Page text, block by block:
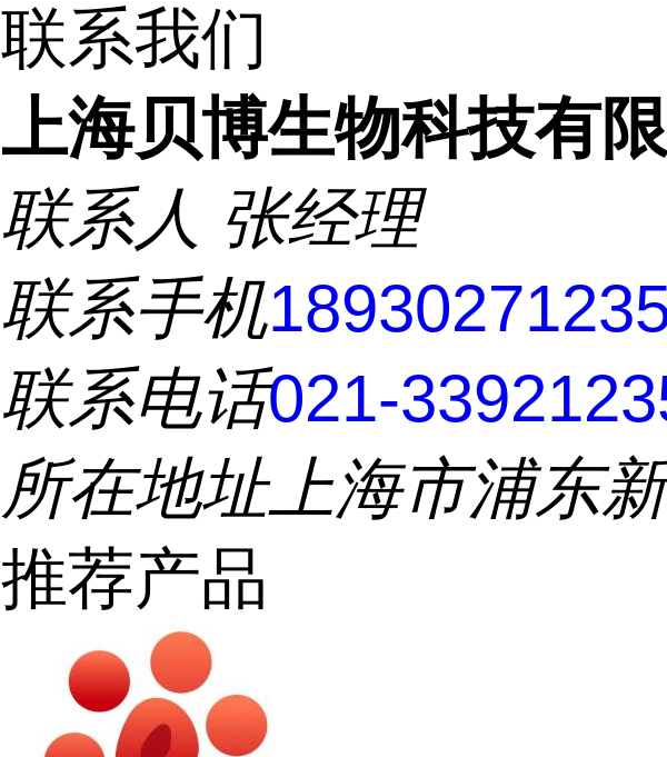
联系我们
上海贝博生物科技有
联系人 张经理
联系手机
联系电话021-
所在地址上海市浦东
推荐产品